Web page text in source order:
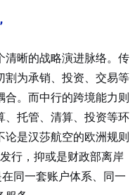
清晰的战略演进脉络。传
割为承销、投资、交易等
。而中行的跨境能力则
、托管、清算、投资等环
是汉莎航空的欧洲规则
行，抑或是财政部离岸
同一套账户体系、同一